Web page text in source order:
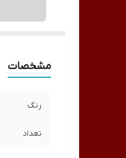
مشخصات
رنگ
تعداد